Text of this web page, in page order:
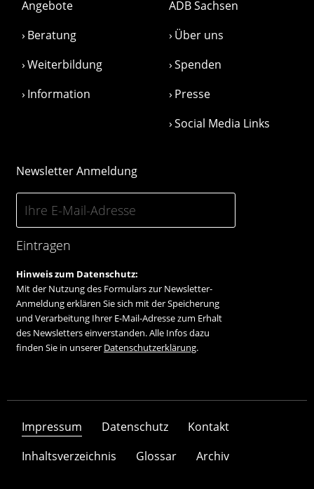
Angebote
Beratung
Weiterbildung
Information
ADB Sachsen
Über uns
Spenden
Presse
Social Media Links
Newsletter Anmeldung
Eintragen
Hinweis zum Datenschutz:
Mit der Nutzung des Formulars zur Newsletter-
Anmeldung erklären Sie sich mit der Speicherung
und Verarbeitung Ihrer E-Mail-Adresse zum Erhalt
des Newsletters einverstanden. Alle Infos dazu
finden Sie in unserer Datenschutzerklärung.
Impressum Datenschutz
Kontakt
Inhaltsverzeichnis
Glossar Archiv